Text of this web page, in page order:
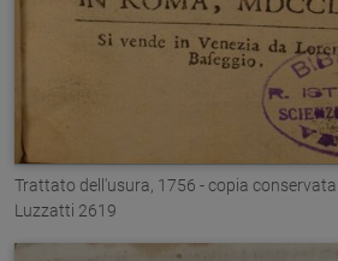
Trattato dell'usura, 1756 - copia conservata
Luzzatti 2619